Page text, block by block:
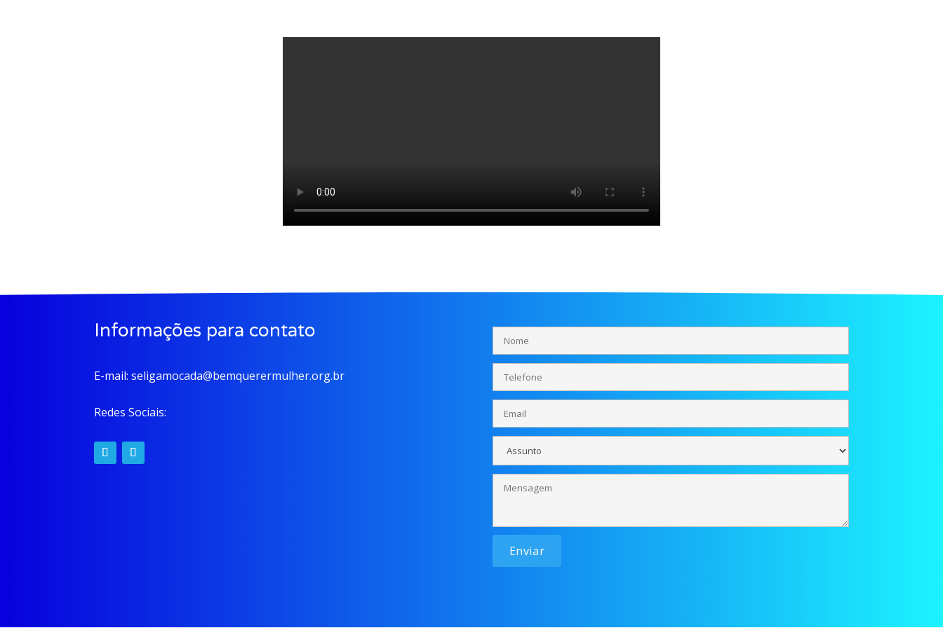
Informações para contato
E-mail:seligamocada@bemquerermulher.org.br
Redes Sociais: